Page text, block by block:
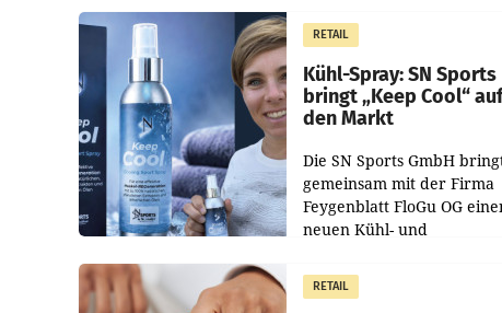
Juli und August versorgt das
Unternehmen Kinder sowie
RETAIL
Kühl-Spray: SN Sports
bringt „Keep Cool“ auf
den Markt
Die SN Sports GmbH
gemeinsam mit der Firma
Feygenblatt FloGu OG
neuen Kühl- und
Markt. Das Produkt namens
„Keep Cool“ ist zu 100
RETAIL